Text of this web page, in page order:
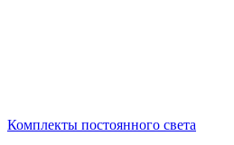
Комплекты постоянного света